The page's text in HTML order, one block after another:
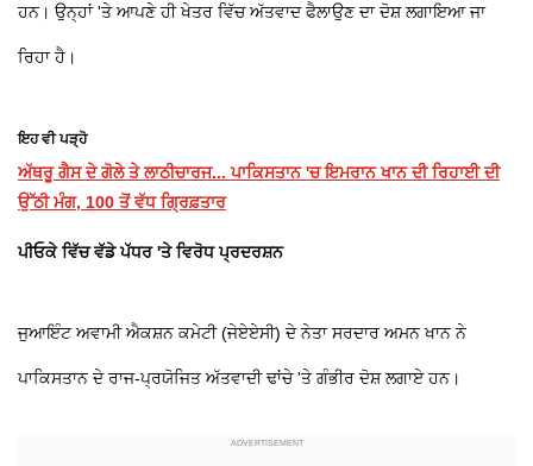
ਹਨ। ਉਨ੍ਹਾਂ 'ਤੇ ਆਪਣੇ ਹੀ ਖੇਤਰ ਵਿੱਚ ਅੱਤਵਾਦ ਫੈਲਾਉਣ ਦਾ ਦੋਸ਼ ਲਗਾਇਆ ਜਾ
ਰਿਹਾ ਹੈ।
ਇਹ ਵੀ ਪੜ੍ਹੋ
ਅੱਥਰੂ ਗੈਸ ਦੇ ਗੋਲੇ ਤੇ ਲਾਠੀਚਾਰਜ... ਪਾਕਿਸਤਾਨ 'ਚ ਇਮਰਾਨ ਖਾਨ ਦੀ ਰਿਹਾਈ ਦੀ
ਉੱਠੀ ਮੰਗ, 100 ਤੋਂ ਵੱਧ ਗ੍ਰਿਫ਼ਤਾਰ
ਪੀਓਕੇ ਵਿੱਚ ਵੱਡੇ ਪੱਧਰ 'ਤੇ ਵਿਰੋਧ ਪ੍ਰਦਰਸ਼ਨ
ਜੁਆਇੰਟ ਅਵਾਮੀ ਐਕਸ਼ਨ ਕਮੇਟੀ (ਜੇਏਏਸੀ) ਦੇ ਨੇਤਾ ਸਰਦਾਰ ਅਮਨ ਖਾਨ ਨੇ
ਪਾਕਿਸਤਾਨ ਦੇ ਰਾਜ-ਪ੍ਰਯੋਜਿਤ ਅੱਤਵਾਦੀ ਢਾਂਚੇ 'ਤੇ ਗੰਭੀਰ ਦੋਸ਼ ਲਗਾਏ ਹਨ।